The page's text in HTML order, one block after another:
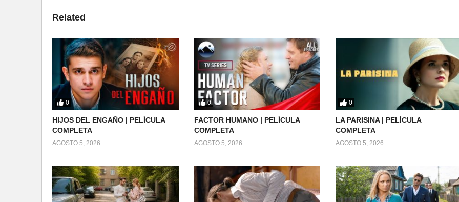
Related
0
HIJOS DEL ENGAÑO | PELÍCULA
COMPLETA
AGOSTO 5, 2026
0
FACTOR HUMANO | PELÍCULA
COMPLETA
AGOSTO 5, 2026
0
LA PARISINA | PELÍCULA
COMPLETA
AGOSTO 5, 2026